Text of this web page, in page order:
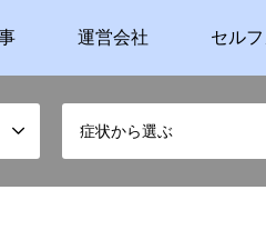
運営会社 セル
症状から選ぶ